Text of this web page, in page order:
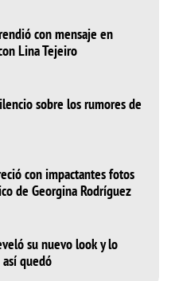
con mensaje en
Lina Tejeiro
sobre los rumores de
con impactantes fotos
de Georgina Rodríguez
su nuevo look y lo
quedó